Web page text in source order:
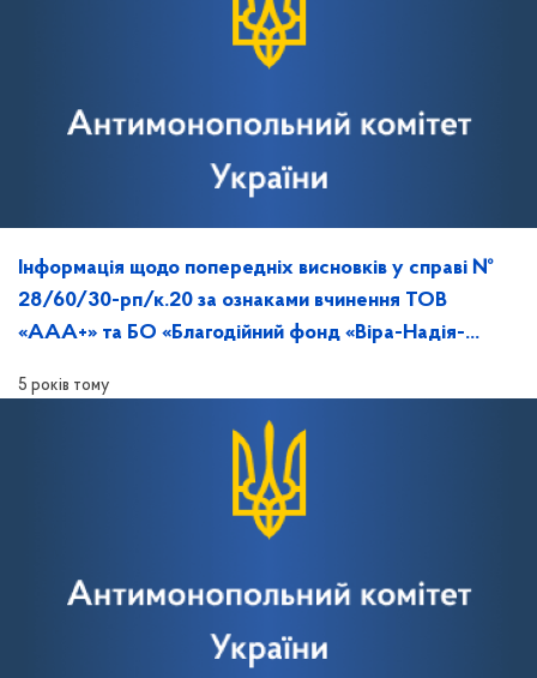
Інформація щодо попередніх висновків у справі №
28/60/30-рп/к.20 за ознаками вчинення ТОВ
«ААА+» та БО «Благодійний фонд «Віра-Надія-
5 років тому